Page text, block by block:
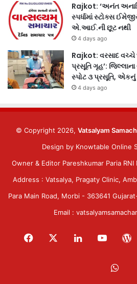
Rajkot: ‘અનંત
સ્પર્ધામાં સ્ટોક્સ
એ.આઈ.ની છૂટ નથી
4 days ago
Rajkot: વરસાદ
પ્રસૂતિ ગૃહ’:
સ્પોટ ૩ પ્રસૂતિ, એકનું
4 days ago
© Copyright 2026, Vatsalyam
Design by Knowtable Online
Owner & Editor Pareshkumar Paria
Address : Vatsalya, Pragaty Clinic,
Para Main Road, Morbi - 363641
Email :
Facebook LinkedIn